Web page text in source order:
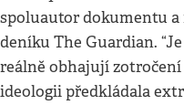
spoluautor dokumentu
deníku The Guardian.
reálně obhajují
ideologii předkládala